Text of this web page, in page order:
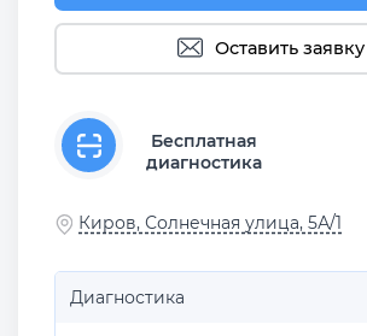
Оставить заявку
Бесплатная
диагностика
Киров, Солнечная улица, 5А/1
Диагностика